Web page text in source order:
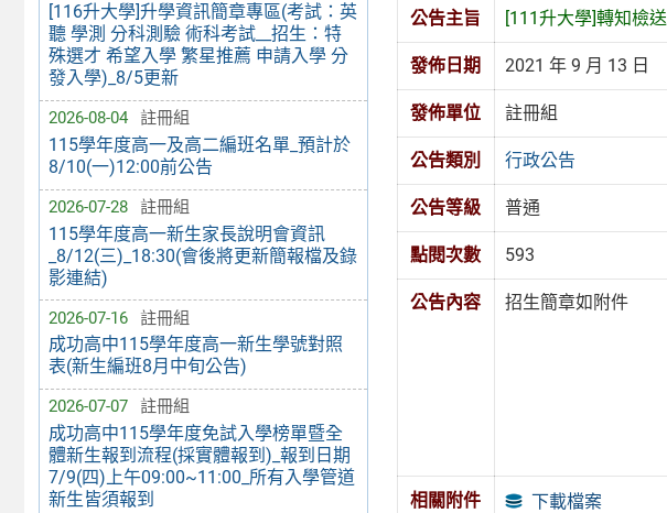
[116升大學]升學資訊簡章專區(考試：英
聽 學測 分科測驗 術科考試__招生：特
殊選才 希望入學 繁星推薦 申請入學 分
發入學)_8/5更新
2026-08-04 註冊組
115學年度高一及高二編班名單_預計於
8/10(一)12:00前公告
2026-07-28 註冊組
115學年度高一新生家長說明會資訊
_8/12(三)_18:30(會後將更新簡報檔及錄
影連結)
2026-07-16 註冊組
成功高中115學年度高一新生學號對照
表(新生編班8月中旬公告)
2026-07-07 註冊組
成功高中115學年度免試入學榜單暨全
體新生報到流程(採實體報到)_報到日期
7/9(四)上午09:00~11:00_所有入學管道
新生皆須報到
公告主旨 [111升大學]轉知檢
發佈日期 2021 年 9 月 13 日
發佈單位 註冊組
公告類別 行政公告
公告等級 普通
點閱次數 593
公告內容 招生簡章如附件
相關附件 下載檔案